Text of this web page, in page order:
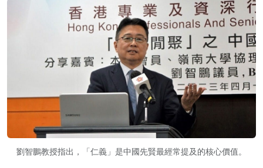
劉智鵬教授指出，「仁義」是中國先賢最經常提及的核心價值。